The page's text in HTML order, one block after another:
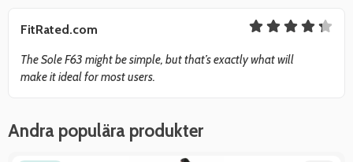
FitRated.com
The Sole F63 might be simple, but that’s exactly what will
make it ideal for most users.
Andra populära produkter